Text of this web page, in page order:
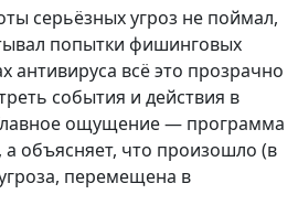
серьёзных угроз не поймал,
попытки фишинговых
антивируса всё это прозрачно
события и действия в
ощущение — программа
а объясняет, что произошло (в
перемещена в